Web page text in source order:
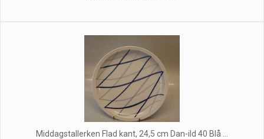
Middagstallerken Flad kant, 24,5 cm Dan-ild 40 Blå ...